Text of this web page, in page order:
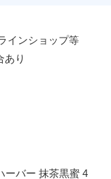
インショップ等
あり
ーバー 抹茶黒蜜 4